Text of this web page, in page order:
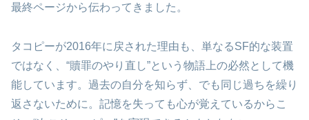
最終ページから伝わってきました。
タコピーが2016年に戻された理由も、単なるSF的な装置
ではなく、“贖罪のやり直し”という物語上の必然として機
能しています。過去の自分を知らず、でも同じ過ちを繰り
返さないために。記憶を失っても心が覚えているからこ